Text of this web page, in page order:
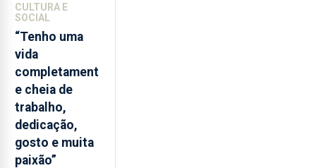
das
Flores
apresenta
um
“decréscimo
significativo”
da
CPUE
entre
CULTURA E
SOCIAL
“Tenho uma
vida
completament
e cheia de
trabalho,
dedicação,
gosto e muita
paixão”